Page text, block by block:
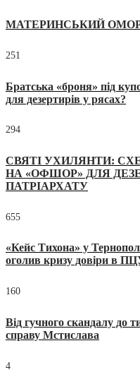
МАТЕРИНСЬКИЙ
251
Братська «броня» під
для дезертирів у рясах?
294
СВЯТІ УХИЛЯНТИ:
НА «ОФШОР» ДЛЯ
ПАТРІАРХАТУ
655
«Кейс Тихона» у
оголив кризу довіри в
160
Від гучного скандалу до
справу Мстислава
4